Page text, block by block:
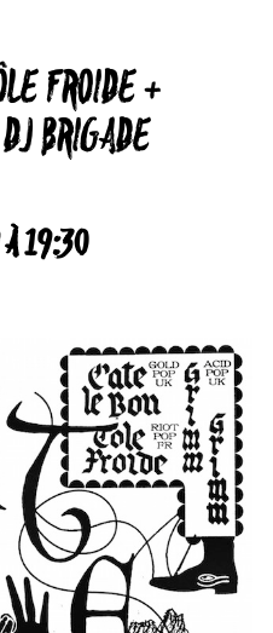
FROIDE +
BRIGADE
À 19:30